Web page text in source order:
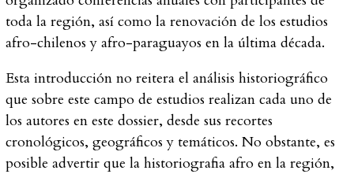
toda la región, así como la renovación de los estudios
afro-chilenos y afro-paraguayos en la última década.
Esta introducción no reitera el análisis historiográfico
que sobre este campo de estudios realizan cada uno de
los autores en este dossier, desde sus recortes
cronológicos, geográficos y temáticos. No obstante, es
posible advertir que la historiografia afro en la región,